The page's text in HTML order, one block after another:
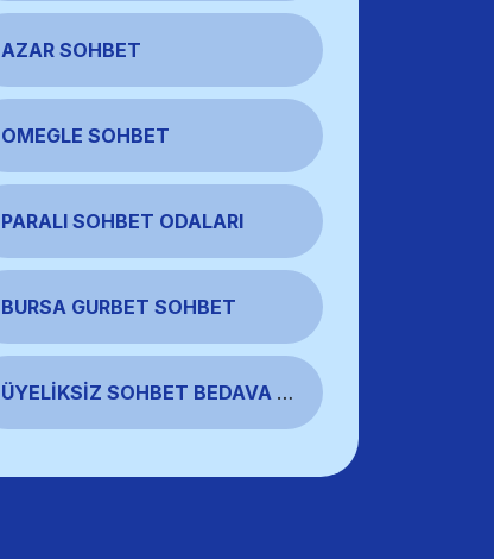
AZAR SOHBET
OMEGLE SOHBET
PARALI SOHBET ODALARI
BURSA GURBET SOHBET
ÜYELIKSIZ SOHBET BEDAVA CHAT ODALARI